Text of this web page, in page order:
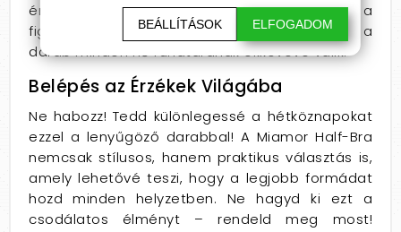
érezd magad. Az elegáns kialakítás és a
figyelemfelkeltő részletek garantálják, hogy ez a
darab minden nő ruhatárának ékkövévé válik.
Belépés az Érzékek Világába
Ne habozz! Tedd különlegessé a hétköznapokat
ezzel a lenyűgöző darabbal! A Miamor Half-Bra
nemcsak stílusos, hanem praktikus választás is,
amely lehetővé teszi, hogy a legjobb formádat
hozd minden helyzetben. Ne hagyd ki ezt a
csodálatos élményt – rendeld meg most!
BEÁLLÍTÁSOK ELFOGADOM